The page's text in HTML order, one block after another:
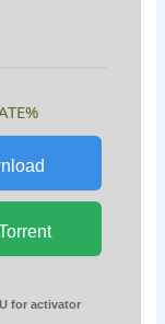
for activator